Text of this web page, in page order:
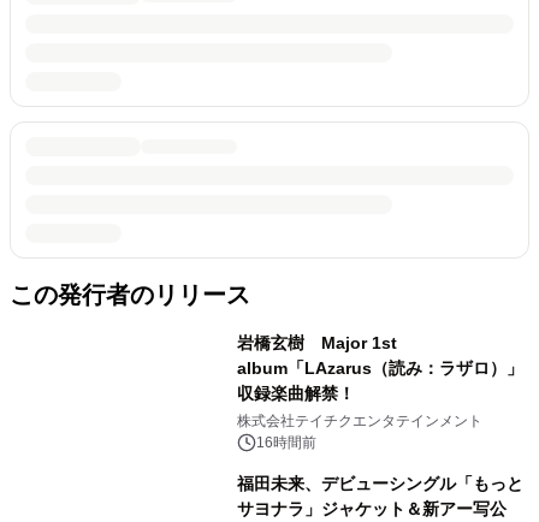
この発行者のリリース
岩橋玄樹 Major 1st
album「LAzarus（読み：ラザロ）」
収録楽曲解禁！
株式会社テイチクエンタテインメント
16時間前
福田未来、デビューシングル「もっと
サヨナラ」ジャケット＆新アー写公